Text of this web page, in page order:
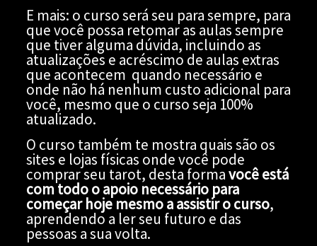
E mais: o curso será seu para sempre, para
que você possa retomar as aulas sempre
que tiver alguma dúvida, incluindo as
atualizações e acréscimo de aulas extras
que acontecem quando necessário e
onde não há nenhum custo adicional para
você, mesmo que o curso seja 100%
atualizado.
O curso também te mostra quais são os
sites e lojas físicas onde você pode
comprar seu tarot, desta formavocê está
com todo o apoio necessário para
começar hoje mesmo a assistir o curso,
aprendendo a ler seu futuro e das
pessoas a sua volta.